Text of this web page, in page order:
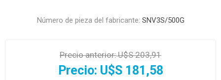
Número de pieza del fabricante: SNV3S/500G
Precio anterior:U$S 203,91
Precio: U$S 181,58